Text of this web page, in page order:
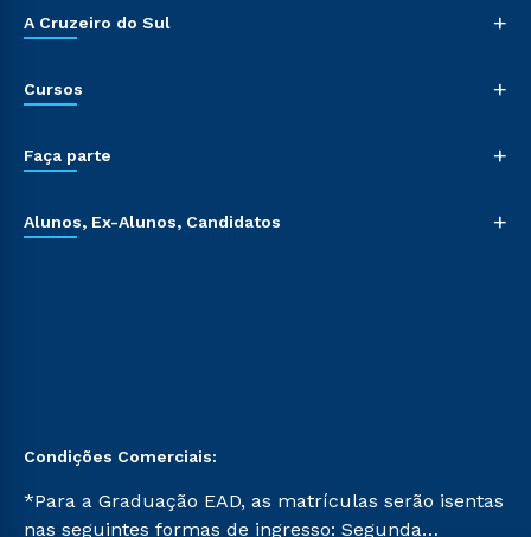
A Cruzeiro do Sul +
Cursos +
Faça parte +
Alunos, Ex-Alunos, Candidatos +
Condições Comerciais:
*Para a Graduação EAD, as matrículas serão isentas
nas seguintes formas de ingresso: Segunda